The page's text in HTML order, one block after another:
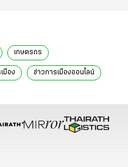
เกษตรกร
มือง ข่าวการเมืองออนไลน์